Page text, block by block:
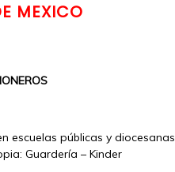
MEXICO
escuelas públicas y diocesanas
Guardería – Kinder